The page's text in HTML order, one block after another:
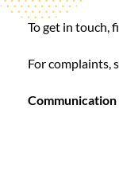
To get in touch,
For complaints,